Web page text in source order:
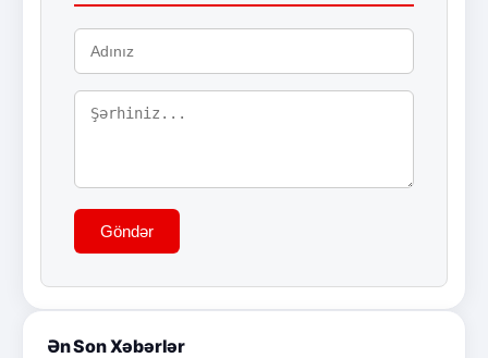
Göndər
Ən Son Xəbərlər